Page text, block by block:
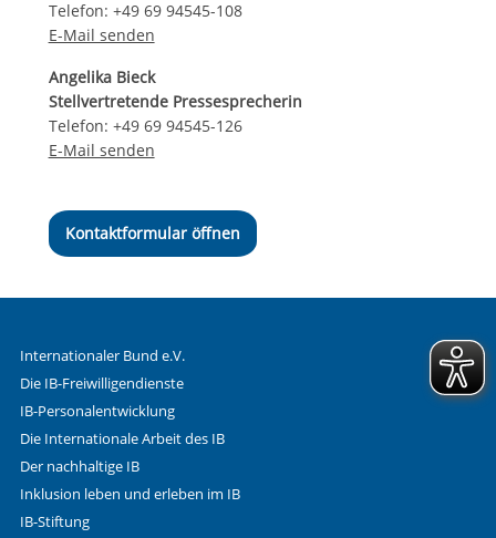
Telefon: +49 69 94545-108
E-Mail senden
Angelika Bieck
Stellvertretende Pressesprecherin
Telefon: +49 69 94545-126
E-Mail senden
Kontaktformular öffnen
Internationaler Bund e.V.
Die IB-Freiwilligendienste
IB-Personalentwicklung
Die Internationale Arbeit des IB
Der nachhaltige IB
Inklusion leben und erleben im IB
IB-Stiftung